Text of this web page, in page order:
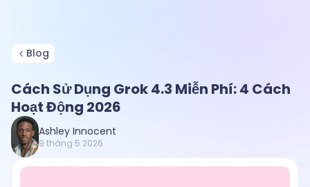
Blog
Cách Sử Dụng Grok 4.3 Miễn Phí: 4 Cách
Hoạt Động 2026
Ashley Innocent
9 tháng 5 2026